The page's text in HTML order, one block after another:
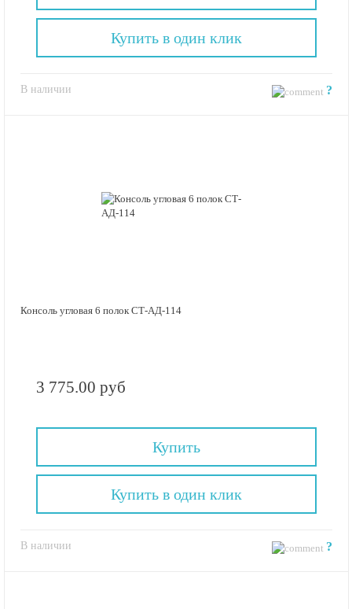
В наличии ?
Купить в один клик
Консоль угловая 6 полок СТ-АД-114
3 775.00 руб
Купить
В наличии ?
Купить в один клик